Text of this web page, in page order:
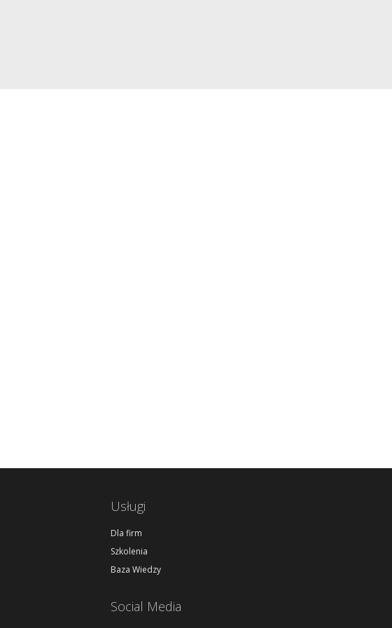
Usługi
Dla firm
Szkolenia
Baza Wiedzy
Social Media